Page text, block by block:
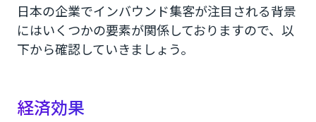
日本の企業でインバウンド集客が注目される背景
にはいくつかの要素が関係しておりますので、以
下から確認していきましょう。
経済効果